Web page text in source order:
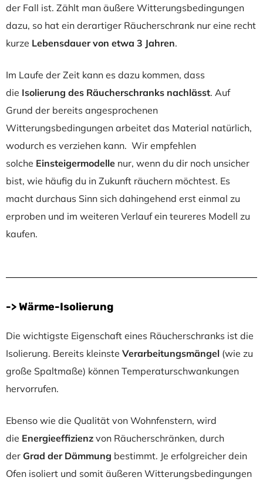
der Fall ist. Zählt man äußere Witterungsbedingungen
dazu, so hat ein derartiger Räucherschrank nur eine recht
kurze Lebensdauer von etwa 3 Jahren.
Im Laufe der Zeit kann es dazu kommen, dass
die Isolierung des Räucherschranks nachlässt. Auf
Grund der bereits angesprochenen
Witterungsbedingungen arbeitet das Material natürlich,
wodurch es verziehen kann. Wir empfehlen
solche Einsteigermodelle nur, wenn du dir noch unsicher
bist, wie häufig du in Zukunft räuchern möchtest. Es
macht durchaus Sinn sich dahingehend erst einmal zu
erproben und im weiteren Verlauf ein teureres Modell zu
kaufen.
-> Wärme-Isolierung
Die wichtigste Eigenschaft eines Räucherschranks ist die
Isolierung. Bereits kleinste Verarbeitungsmängel (wie zu
große Spaltmaße) können Temperaturschwankungen
hervorrufen.
Ebenso wie die Qualität von Wohnfenstern, wird
die Energieeffizienz von Räucherschränken, durch
der Grad der Dämmung bestimmt. Je erfolgreicher dein
Ofen isoliert und somit äußeren Witterungsbedingungen